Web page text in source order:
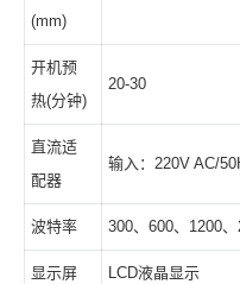
(mm)
开机预
热(分钟)
20-30
直流适
配器
输入：220V AC/
波特率 300、600、1200
显示屏 LCD液晶显示